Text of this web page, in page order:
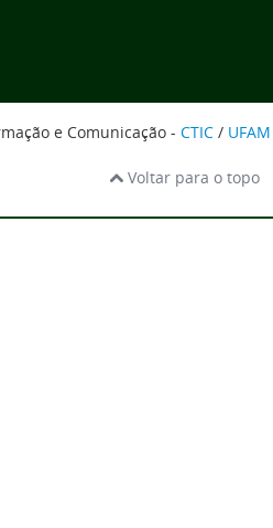
e Comunicação - CTIC / UFAM
Voltar para o topo